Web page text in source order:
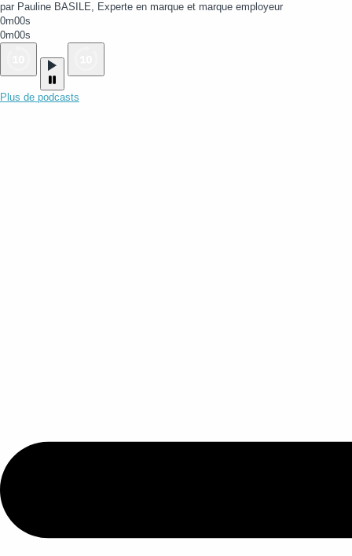
par Pauline BASILE, Experte en marque et marque employeur
0m00s
0m00s
Plus de podcasts